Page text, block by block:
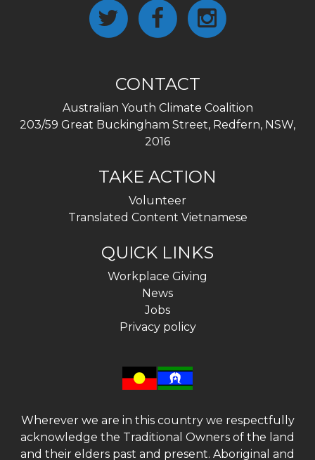
CONTACT
Australian Youth Climate Coalition
203/59 Great Buckingham Street, Redfern, NSW,
2016
TAKE ACTION
Volunteer
Translated Content Vietnamese
QUICK LINKS
Workplace Giving
News
Jobs
Privacy policy
Wherever we are in this country we respectfully
acknowledge the Traditional Owners of the land
and their elders past and present. Aboriginal and